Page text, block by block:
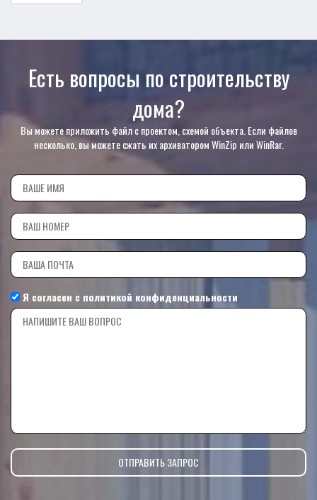
Есть вопросы по строительству
дома?
Вы можете приложить файл с проектом, схемой объекта. Если файлов
несколько, вы можете сжать их архиватором WinZip или WinRar.
Я согласен с политикой конфиденциальности